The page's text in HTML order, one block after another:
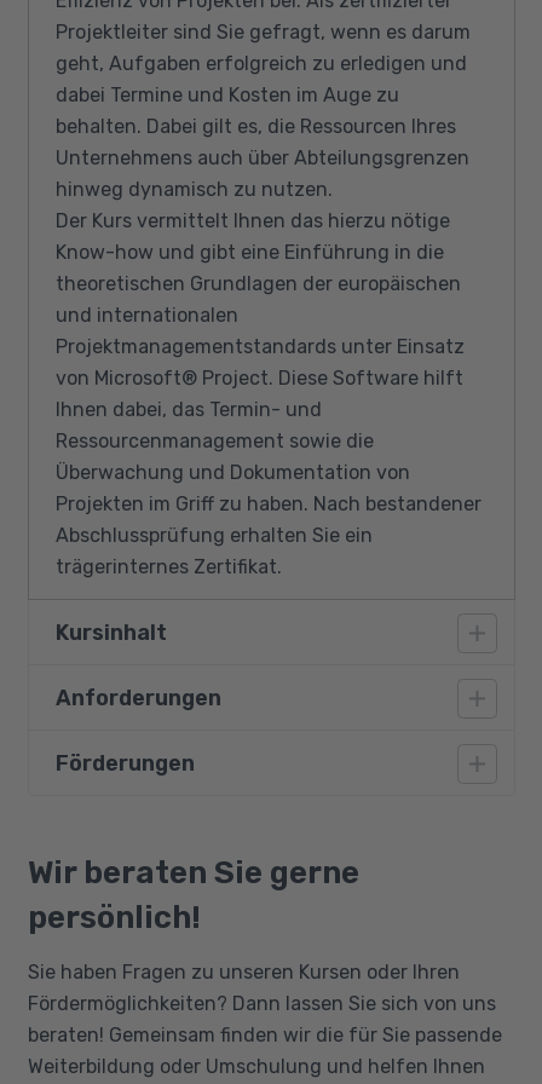
Projektleiter sind Sie gefragt, wenn es darum
geht, Aufgaben erfolgreich zu erledigen und
dabei Termine und Kosten im Auge zu
behalten. Dabei gilt es, die Ressourcen Ihres
Unternehmens auch über Abteilungsgrenzen
hinweg dynamisch zu nutzen.
Der Kurs vermittelt Ihnen das hierzu nötige
Know-how und gibt eine Einführung in die
theoretischen Grundlagen der europäischen
und internationalen
Projektmanagementstandards unter Einsatz
von Microsoft® Project. Diese Software hilft
Ihnen dabei, das Termin- und
Ressourcenmanagement sowie die
Überwachung und Dokumentation von
Projekten im Griff zu haben. Nach bestandener
Abschlussprüfung erhalten Sie ein
trägerinternes Zertifikat.
Kursinhalt
Projektorganisation
Abwicklung und Steuerung
Dokumentation
Projektmanagement mit MS-Project
Die Datenstruktur
Definition der Projektumgebung
Terminmanagement
Projektansichten/Diagramme
Anforderungen
Die Teilnahme setzt selbstständiges und
Betriebswirtschaftslehre und berufliche
Erfahrungen voraus, um die Zusammenhänge
der methodischen und prozessbezogenen
Förderungen
Qualifizierungschancengesetz
Berufliche Rehabilitation
Wir beraten Sie gerne
persönlich!
Sie haben Fragen zu unseren Kursen oder Ihren
Fördermöglichkeiten? Dann lassen Sie sich von uns
beraten! Gemeinsam finden wir die für Sie passende
Weiterbildung oder Umschulung und helfen Ihnen